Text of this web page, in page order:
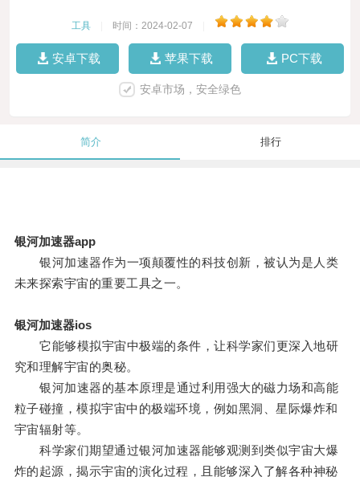
工具 时间：2024-02-07
安卓下载 苹果下载 PC下载
安卓市场，安全绿色
简介 排行
银河加速器app
银河加速器作为一项颠覆性的科技创新，被认为是人类
未来探索宇宙的重要工具之一。
银河加速器ios
它能够模拟宇宙中极端的条件，让科学家们更深入地研
究和理解宇宙的奥秘。
银河加速器的基本原理是通过利用强大的磁力场和高能
粒子碰撞，模拟宇宙中的极端环境，例如黑洞、星际爆炸和
宇宙辐射等。
科学家们期望通过银河加速器能够观测到类似宇宙大爆
炸的起源，揭示宇宙的演化过程，且能够深入了解各种神秘